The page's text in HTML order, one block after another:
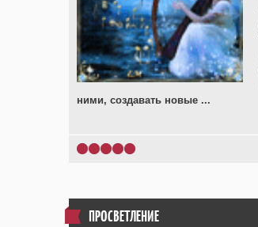
ними, создавать новые ...
ПРОСВЕТЛЕНИЕ